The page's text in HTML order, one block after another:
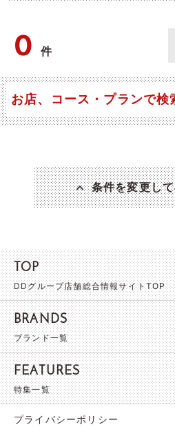
0件
お店、コース・プランで検
条件を変更し
TOP
DDグループ店舗総合情報サイトTOP
BRANDS
ブランド一覧
FEATURES
特集一覧
プライバシーポリシー